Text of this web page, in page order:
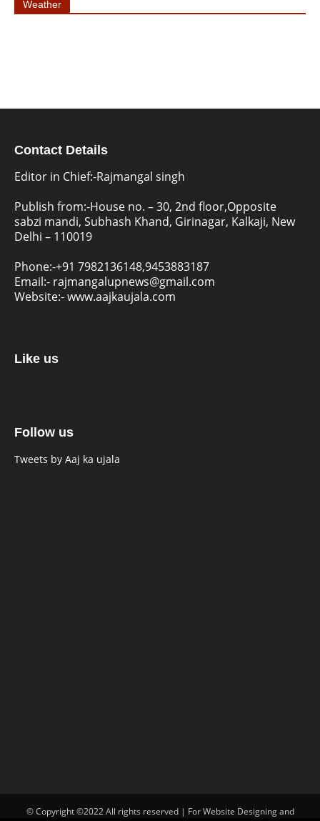
Weather
Contact Details
Editor in Chief:-Rajmangal singh
Publish from:-House no. – 30, 2nd floor,Opposite
sabzi mandi, Subhash Khand, Girinagar, Kalkaji, New
Delhi – 110019
Phone:-+91 7982136148,9453883187
Email:- rajmangalupnews@gmail.com
Website:-www.aajkaujala.com
Like us
Follow us
Tweets by Aaj ka ujala
© Copyright ©2022 All rights reserved | For Website Designing and